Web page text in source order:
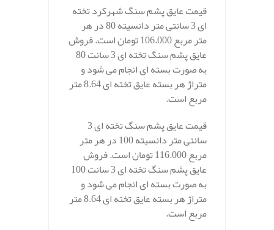
قیمت عایق پشم سنگ شهرکرد تخته
ای 3 سانتی متر دانسیته 80 در هر
متر مربع 106.000 تومان است. فروش
عایق پشم سنگ تخته ای 3 سانت 80
به صورت بسته ای انجام می شود و
متراژ هر بسته عایق تخته ای 8.64 متر
مربع است.
قیمت عایق پشم سنگ تخته ای 3
سانتی متر دانسیته 100 در هر متر
مربع 116.000 تومان است. فروش
عایق پشم سنگ تخته ای 3 سانت 100
به صورت بسته ای انجام می شود و
متراژ هر بسته عایق تخته ای 8.64 متر
مربع است.